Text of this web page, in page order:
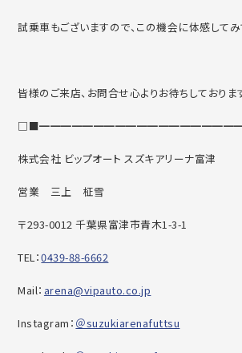
試乗車もございますので、この機会に体感してみ
皆様のご来店、お問合せ心よりお待ちしておりま
株式会社 ビップオート スズキアリーナ富津
営業 三上 柾雪
〒293-0012 千葉県富津市青木1-3-1
TEL：0439-88-6662
Mail： arena@vipauto.co.jp
Instagram： ＠suzukiarenafuttsu